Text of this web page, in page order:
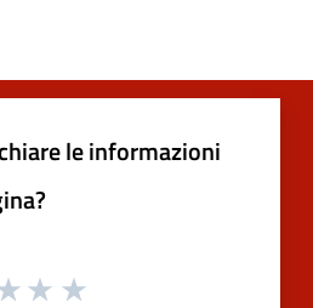
le informazioni